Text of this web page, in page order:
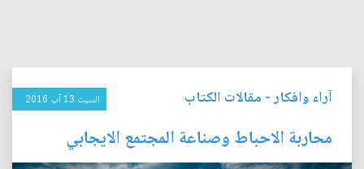
آراء وافكار- مقالات الكتاب السبت 13 آب 2016
محاربة الاحباط وصناعة المجتمع الايجابي